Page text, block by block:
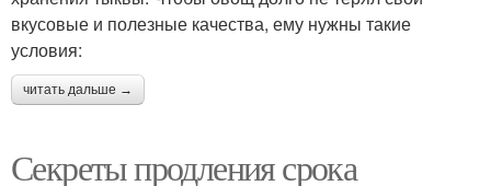
вкусовые и полезные качества, ему нужны такие
условия:
читать дальше →
Секреты продления срока